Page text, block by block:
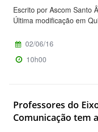
Escrito por Ascom Santo
Última modificação em
02/06/16
10h00
Professores do
Comunicação tem